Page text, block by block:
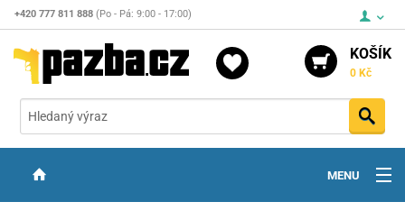
+420 777 811 888 (Po - Pá: 9:00 - 17:00)
KOŠÍK
0 Kč
MENU